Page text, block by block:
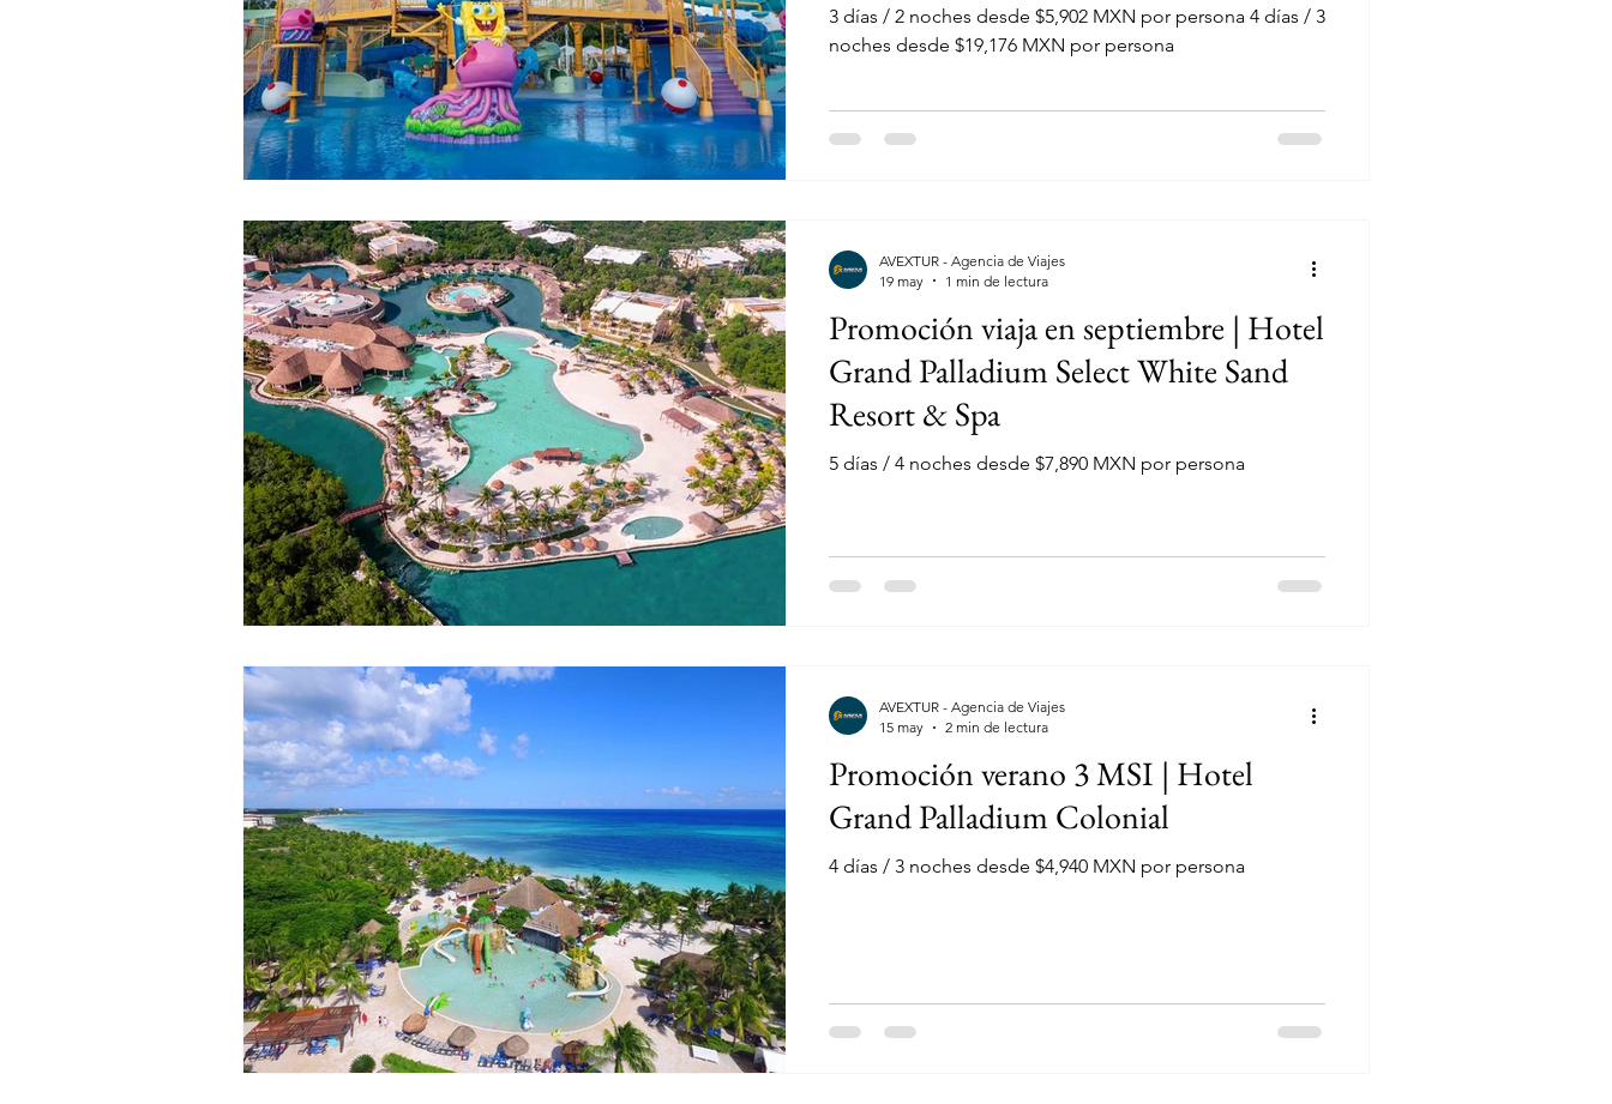
Experiencias Xcaret Hotel + Tours Menores Gratis
3 días / 2 noches desde $5,902 MXN por persona 4 días / 3
noches desde $19,176 MXN por persona
Promoción viaja en septiembre | Hotel
Grand Palladium Select White Sand
Resort & Spa
5 días / 4 noches desde $7,890 MXN por persona
AVEXTUR - Agencia de Viajes
19 may
1 min de lectura
Promoción verano 3 MSI | Hotel
Grand Palladium Colonial
4 días / 3 noches desde $4,940 MXN por persona
AVEXTUR - Agencia de Viajes
15 may
2 min de lectura